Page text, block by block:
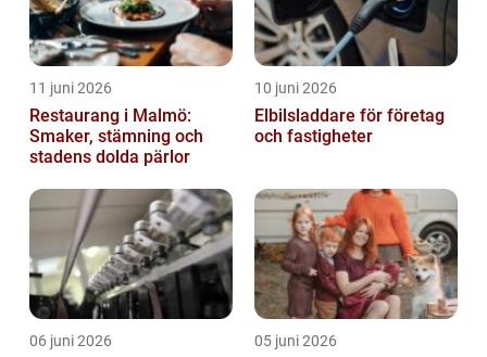
11 juni 2026
Restaurang i Malmö:
Smaker, stämning och
stadens dolda pärlor
10 juni 2026
Elbilsladdare för företag
och fastigheter
06 juni 2026 05 juni 2026